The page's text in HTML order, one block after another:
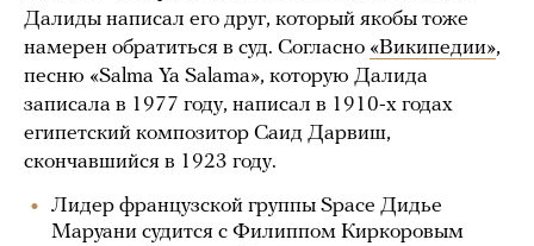
Далиды написал его друг, который якобы тоже
намерен обратиться в суд. Согласно «Википедии»,
песню «Salma Ya Salama», которую Далида
записала в 1977 году, написал в 1910-х годах
египетский композитор Саид Дарвиш,
скончавшийся в 1923 году.
Лидер французской группы Space Дидье
Маруани судится с Филиппом Киркоровым